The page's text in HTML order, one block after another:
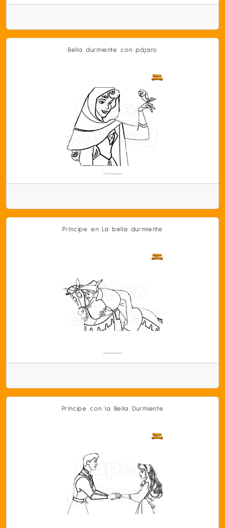
Bella durmiente con pájaro
Príncipe en La bella durmiente
Príncipe con la Bella Durmiente